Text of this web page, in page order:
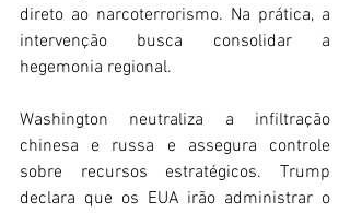
direto ao narcoterrorismo. Na prática, a
intervenção busca consolidar a
hegemonia regional.
Washington neutraliza a infiltração
chinesa e russa e assegura controle
sobre recursos estratégicos. Trump
declara que os EUA irão administrar o